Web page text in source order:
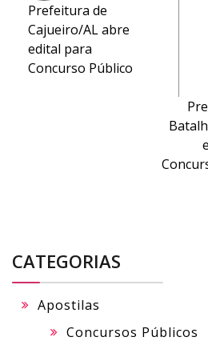
Prefeitura de
Cajueiro/AL abre
edital para
Concurso Público
CATEGORIAS
Apostilas
Concursos Públicos